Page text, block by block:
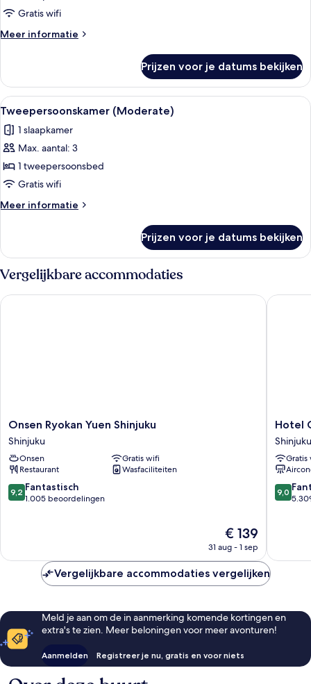
(Moderate)
laden
Gratis wifi
Meer informatie
Meer
kamer
(Moderate)
Prijzen voor je datums bekijken
Alle
foto's
voor
Tweepersoonskamer
(Moderate)
laden
Een kleine hotelkamer met een bed,
5
Tweepersoonskamer (Moderate)
1 slaapkamer
Max. aantal: 3
1 tweepersoonsbed
Gratis wifi
Meer informatie
Meer
(Moderate)
Prijzen voor je datums bekijken
Vergelijkbare accommodaties
Onsen
Ryokan
Yuen
Shinjuku
Shinjuku
Onsen Ryokan Yuen Shinjuku
Shinjuku
Onsen
Gratis wifi
Restaurant
Wasfaciliteiten
9.2
van
9,2 Fantastisch
1.005 beoordelingen
De
prijs
is
€ 139
€ 139
31 aug - 1 sep
Onsen Ryokan Yuen Shinjuku
Hotel
Gracery
Shinjuku
Shinjuku
Hotel
Shinjuku
Gratis
9.0
van
9,0
Hotel
Vergelijkbare accommodaties vergelijken
Meld je aan om de in aanmerking komende kortingen en
extra's te zien. Meer beloningen voor meer avonturen!
Aanmelden Registreer je nu, gratis en voor niets